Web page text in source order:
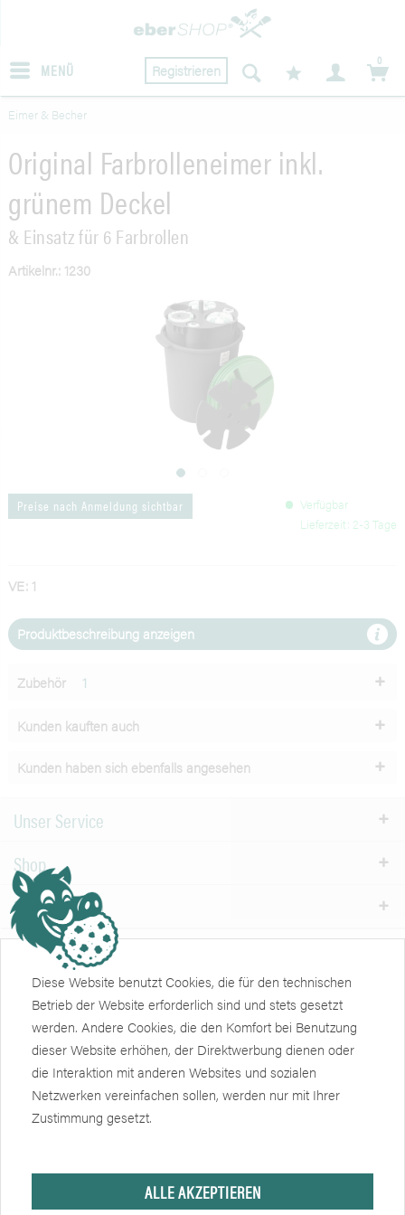
MENÜ Registrieren
0
Eimer & Becher
Original Farbrolleneimer inkl.
grünem Deckel
& Einsatz für 6 Farbrollen
Artikelnr.: 1230
Preise nach Anmeldung sichtbar
Verfügbar
Lieferzeit: 2-3 Tage
VE: 1
Produktbeschreibung anzeigen
Zubehör 1
Kunden kauften auch
Kunden haben sich ebenfalls angesehen
Unser Service
Shop
Informationen
Weiteres
Newsletter
Zertifikate Soziale Netzwerke
Diese Website benutzt Cookies, die für den technischen
Betrieb der Website erforderlich sind und stets gesetzt
werden. Andere Cookies, die den Komfort bei Benutzung
dieser Website erhöhen, der Direktwerbung dienen oder
die Interaktion mit anderen Websites und sozialen
Netzwerken vereinfachen sollen, werden nur mit Ihrer
Zustimmung gesetzt.
ALLE AKZEPTIEREN